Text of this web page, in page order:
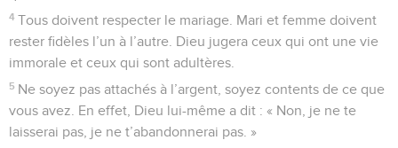
4 Tous doivent respecter le mariage. Mari et femme doivent
rester fidèles l’un à l’autre. Dieu jugera ceux qui ont une vie
immorale et ceux qui sont adultères.
5 Ne soyez pas attachés à l’argent, soyez contents de ce que
vous avez. En effet, Dieu lui-même a dit : « Non, je ne te
laisserai pas, je ne t’abandonnerai pas. »